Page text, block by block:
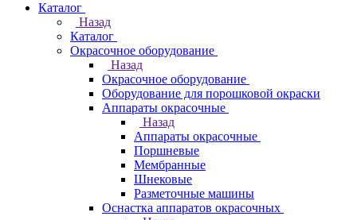
Каталог
Назад
Каталог
Окрасочное оборудование
Назад
Окрасочное оборудование
Оборудование для порошковой окраски
Аппараты окрасочные
Назад
Аппараты окрасочные
Поршневые
Мембранные
Шнековые
Разметочные машины
Оснастка аппаратов окрасочных